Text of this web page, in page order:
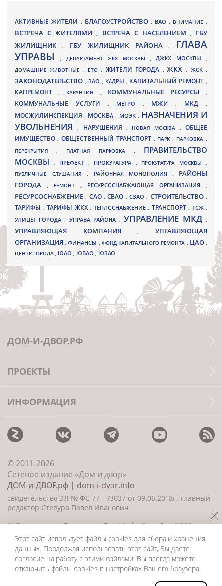
АКТИВНЫЕ ЖИТЕЛИ , БЛАГОУСТРОЙСТВО , ВАО , ВНИМАНИЕ ,
ВСТРЕЧА С ЖИТЕЛЯМИ, ВСТРЕЧА С НАСЕЛЕНИЕМ , ГБУ
ЖИЛИЩНИК
, ГБУ ЖИЛИЩНИК РАЙОНА, ГЛАВА
УПРАВЫ, ДЕПАРТАМЕНТ ЖКХ МОСКВЫ ,ДЖКХ МОСКВЫ ,
ДОМАШНИЕ ЖИВОТНЫЕ , ЕТО, ЖИТЕЛИ ГОРОДА , ЖКХ, ЖСК,
ЗАКОНОДАТЕЛЬСТВО , ЗАО , КАДРЫ, КАПИТАЛЬНЫЙ РЕМОНТ ,
КАПРЕМОНТ , КАРАНТИН , КОММУНАЛЬНЫЕ РЕСУРСЫ,
КОММУНАЛЬНЫЕ УСЛУГИ , МЕТРО , МЖИ, МКД ,
МОСЖИЛИНСПЕКЦИЯ, МОСКВА , МОЭК , НАЗНАЧЕНИЯ И
УВОЛЬНЕНИЯ, НАРУШЕНИЯ , НОВАЯ МОСКВА ,ОБЩЕЕ
ИМУЩЕСТВО , ОБЩЕСТВЕННЫЙ ТРАНСПОРТ , ПАРК, ПАРКОВКА ,
ПЕРЕКРЫТИЯ , ПЛАТНАЯ ПАРКОВКА , ПРАВИТЕЛЬСТВО
МОСКВЫ
, ПРЕФЕКТ , ПРОКУРАТУРА , ПРОКУРАТУРА МОСКВЫ ,
ПУБЛИЧНЫЕ СЛУШАНИЯ , РАЙОННАЯ МОНОПОЛИЯ , РАЙОНЫ
ГОРОДА
, РЕМОНТ , РЕСУРСОСНАБЖАЮЩАЯ ОРГАНИЗАЦИЯ ,
РЕСУРСОСНАБЖЕНИЕ, САО,СВАО ,СЗАО, СТРОИТЕЛЬСТВО,
ТАРИФЫ , ТАРИФЫ ЖКХ , ТЕПЛОСНАБЖЕНИЕ , ТРАНСПОРТ , ТСЖ ,
УЛИЦЫ ГОРОДА , УПРАВА РАЙОНА , УПРАВЛЕНИЕ МКД ,
УПРАВЛЯЮЩАЯ КОМПАНИЯ,УПРАВЛЯЮЩАЯ
ОРГАНИЗАЦИЯ,ФИНАНСЫ , ФОНД КАПИТАЛЬНОГО РЕМОНТА , ЦАО,
ЦЕНТР ГОРОДА , ЮАО , ЮВАО , ЮЗАО
ДОМ-И-ДВОР.РФ
ПРОЕКТЫ
ИНФОРМАЦИЯ
© 2011-2026
Сетевое издание «Дом и двор»
ДОМ-и-ДВОР.рф | dom-i-dvor.info
свидетельство ЭЛ № ФС 77 - 73037 от 09.06.2018г., главный
редактор Степура Павел Иванович
©Создание сайта и дизайн«ИнфоДизайн» 2011—
2026
Этот сайт использует файлы cookies для сбора и хранения
данных. Продолжая использовать этот сайт, Вы даете
согласие на работу с этими файлами. Вы всегда можете
отключить файлы cookies в настройках Вашего браузера.